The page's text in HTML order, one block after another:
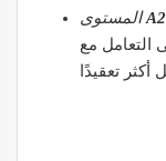
المستوىA2
التعامل مع